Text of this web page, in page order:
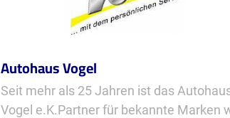
Autohaus Vogel
Seit mehr als 25 Jahren ist das
Vogel e.K.Partner für bekannte Marken